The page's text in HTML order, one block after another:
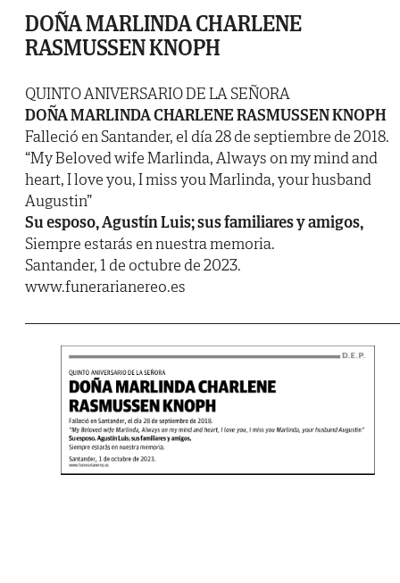
DOÑA MARLINDA CHARLENE
RASMUSSEN KNOPH
QUINTO ANIVERSARIO DE LA SEÑORA
DOÑA MARLINDA CHARLENE RASMUSSEN KNOPH
Falleció en Santander, el día 28 de septiembre de 2018.
“My Beloved wife Marlinda, Always on my mind and
heart, I love you, I miss you Marlinda, your husband
Augustin”
Su esposo, Agustín Luis; sus familiares y amigos,
Siempre estarás en nuestra memoria.
Santander, 1 de octubre de 2023.
www.funerarianereo.es